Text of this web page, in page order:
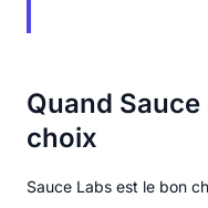
Quand
choix
Sauce Labs est le bon